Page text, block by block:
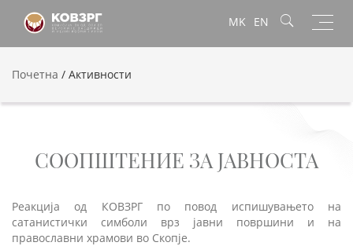
MK EN
Почетна / Активности
СООПШТЕНИЕ ЗА ЈАВНОСТА
Реакција од КОВЗРГ по повод испишувањето на
сатанистички симболи врз јавни површини и на
православни храмови во Скопје.